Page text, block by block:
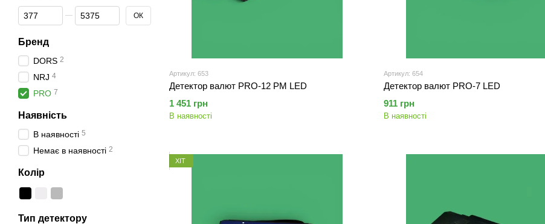
Артикул: 653
Детектор валют PRO-12 PM LED
1 451 грн
В наявності
Артикул: 654
Детектор валют PRO-7 LED
911 грн
В наявності
ХІТ
Від Ціна, грн
До Ціна, грн ОК
Бренд
DORS 2
NRJ 4
PRO 7
Наявність
В наявності 5
Немає в наявності 2
Колір
Тип детектору